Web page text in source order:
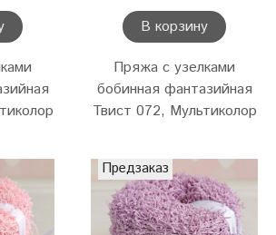
В корзину
Пряжа с узелками
бобинная фантазийная
Твист 072, Мультиколор
Предзаказ